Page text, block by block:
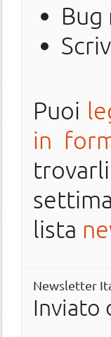
Puoi
in
lista
Newsletter
Inviato